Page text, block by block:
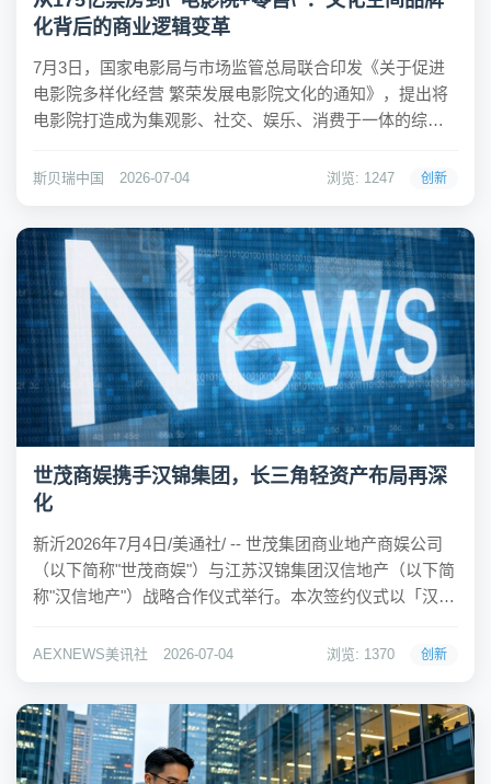
化背后的商业逻辑变革
7月3日，国家电影局与市场监管总局联合印发《关于促进
电影院多样化经营 繁荣发展电影院文化的通知》，提出将
电影院打造成为集观影、社交、娱乐、消费于一体的综合
房已突破175亿元，暑期档超90部影片蓄势待发。这两条消
斯贝瑞中国 2026-07-04 浏览: 1247 创新
世茂商娱携手汉锦集团，长三角轻资产布局再深
化
新沂2026年7月4日/美通社/ -- 世茂集团商业地产商娱公司
（以下简称"世茂商娱"）与江苏汉锦集团汉信地产（以下简
称"汉信地产"）战略合作仪式举行。本次签约仪式以「汉韵
商业为驱动、焕新城市商业的共同期许。世茂商娱将为新
AEXNEWS美讯社 2026-07-04 浏览: 1370 创新